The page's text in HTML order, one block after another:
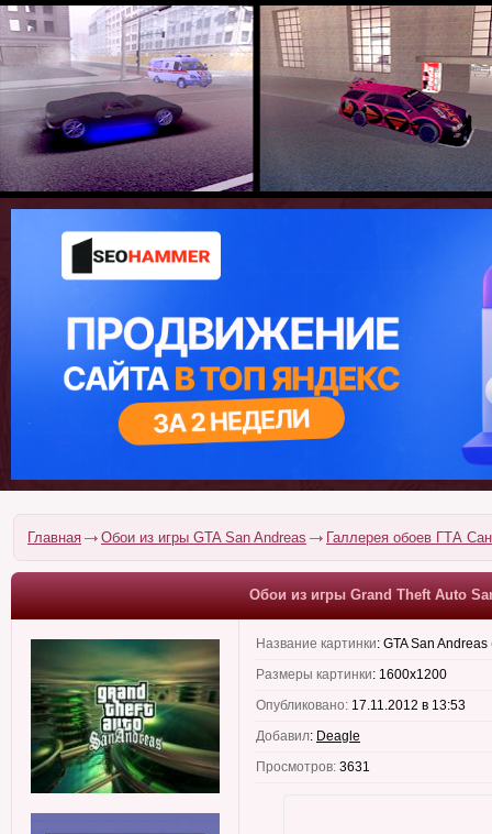
Главная Обои из игры GTA San Andreas Галлерея обоев ГТА
Обои из игры Grand Theft Auto
Название картинки: GTA San Andreas
Размеры картинки: 1600x1200
Опубликовано: 17.11.2012 в 13:53
Добавил: Deagle
Просмотров: 3631